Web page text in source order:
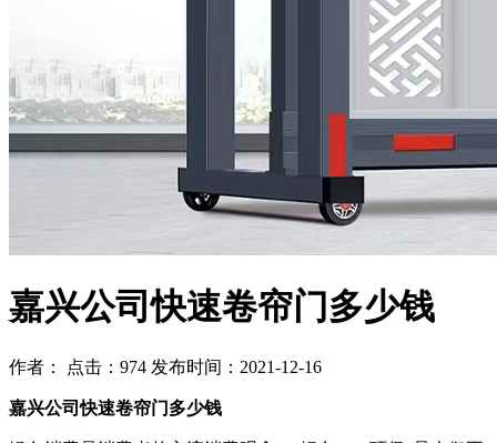
嘉兴公司快速卷帘门多少钱
作者： 点击：974 发布时间：2021-12-16
嘉兴公司快速卷帘门多少钱